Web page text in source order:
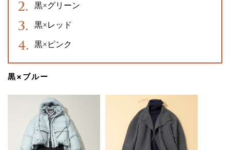
黒×グリーン
黒×レッド
黒×ピンク
黒×ブルー